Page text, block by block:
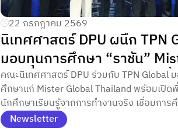
22 กรกฎาคม 2569
นิเทศศาสตร์ DPU ผนึก TPN
มอบทุนการศึกษา “ราชัน”
Global Thailand พร้อมเปิดพื้
เด็กอีเวนต์ลงมือสร้างประสบ
จริงในอุตสาหกรรมอีเวนต์–บั
คณะนิเทศศาสตร์ DPU ร่วมกับ TPN Global
ศึกษาแก่ Mister Global Thailand พร้อมเปิด
นักศึกษาเรียนรู้จากการทำงานจริง เชื่อมการ
อุตสาหกรรมอีเวนต์และบันเทิงอย่างเป็นรูปธรรม
Newsletter